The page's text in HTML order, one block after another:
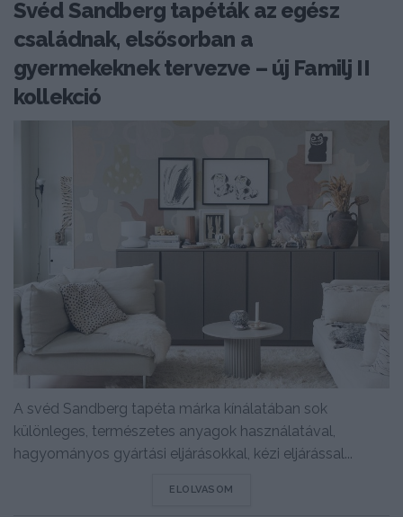
Svéd Sandberg tapéták az egész
családnak, elsősorban a
gyermekeknek tervezve – új Familj II
kollekció
A svéd Sandberg tapéta márka kínálatában sok
különleges, természetes anyagok használatával,
hagyományos gyártási eljárásokkal, kézi eljárással...
ELOLVASOM